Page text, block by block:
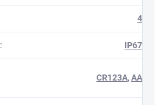
4
: IP67
CR123A,AA